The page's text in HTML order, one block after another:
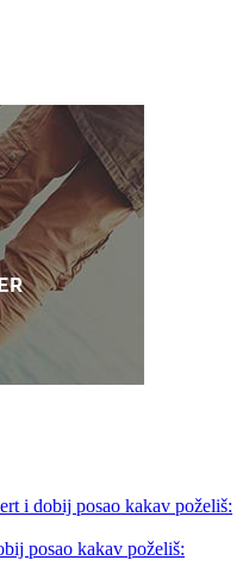
i dobij posao kakav poželiš:
posao kakav poželiš: